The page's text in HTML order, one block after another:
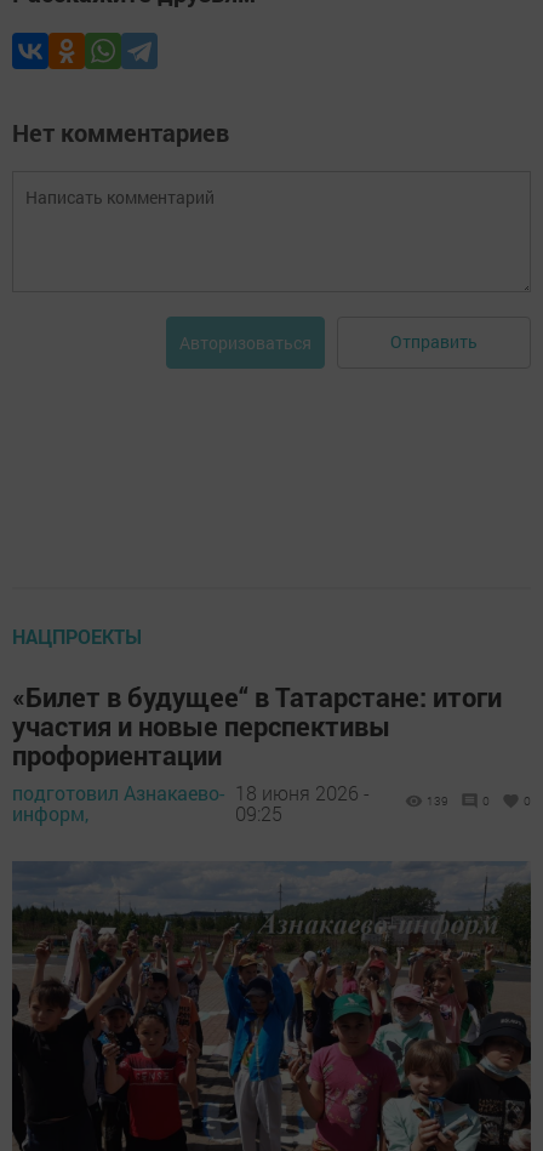
Нет комментариев
Авторизоваться Отправить
НАЦПРОЕКТЫ
«Билет в будущее“ в Татарстане: итоги
участия и новые перспективы
профориентации
подготовил Азнакаево-
информ,
18 июня 2026 -
09:25
139 0 0